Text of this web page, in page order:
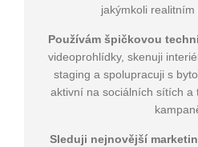
jakýmkoli realitním
Používám špičkovou
videoprohlídky, skenuji
staging a spolupracuji s
aktivní na sociálních sítích
Sleduji nejnovější